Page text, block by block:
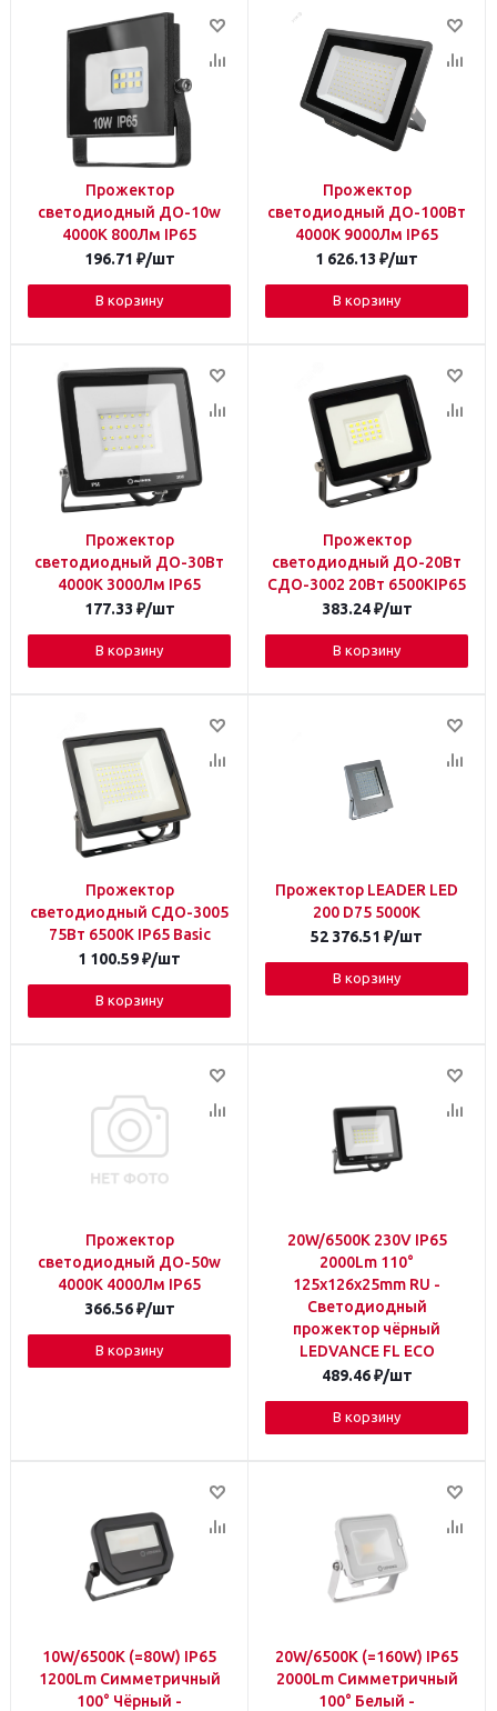
Прожектор
светодиодный ДО-10w
4000К 800Лм IP65
196.71 ₽/шт
В корзину
Прожектор
светодиодный ДО-100Вт
4000К 9000Лм IP65
1 626.13 ₽/шт
В корзину
Прожектор
светодиодный ДО-30Вт
4000К 3000Лм IP65
177.33 ₽/шт
В корзину
Прожектор
светодиодный ДО-20Вт
СДО-3002 20Вт 6500КIP65
383.24₽/шт
В корзину
Прожектор
светодиодный СДО-3005
75Вт 6500К IP65 Basic
1 100.59₽/шт
В корзину
Прожектор LEADER LED
200 D75 5000K
52 376.51 ₽/шт
В корзину
Прожектор
светодиодный ДО-50w
4000К 4000Лм IP65
366.56₽/шт
В корзину
20W/6500K 230V IP65
2000Lm 110°
125x126x25mm RU -
Светодиодный
прожектор чёрный
LEDVANCE FL ECO
489.46₽/шт
В корзину
10W/6500K (=80W) IP65
1200Lm Симметричный
100° Чёрный -
20W/6500K (=160W) IP65
2000Lm Симметричный
100° Белый -